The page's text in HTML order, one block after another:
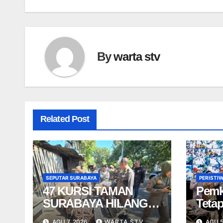
Bywarta stv
Related Post
SEPUTAR SURABAYA
47 KURSI TAMAN
SURABAYA HILANG
DICURI SEJAK 2016
Baru